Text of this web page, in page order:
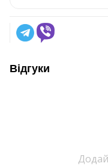
Відгуки